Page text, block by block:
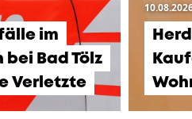
im
Bad Tölz
Verletzte